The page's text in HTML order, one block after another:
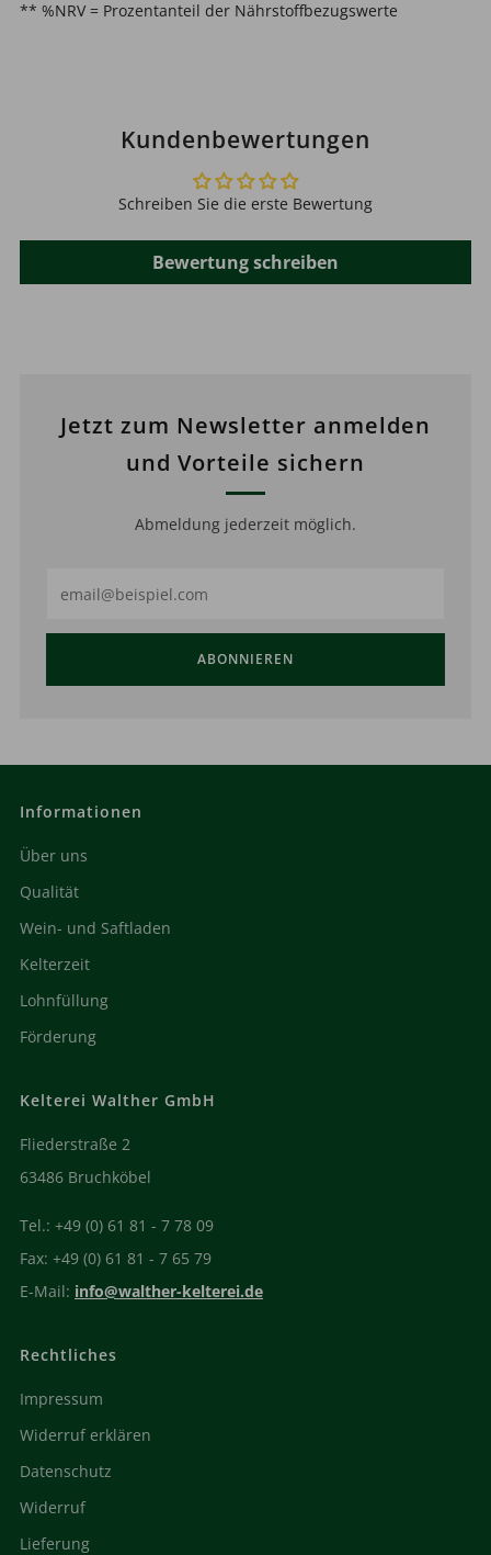
** %NRV = Prozentanteil der Nährstoffbezugswerte
Kundenbewertungen
Schreiben Sie die erste Bewertung
Bewertung schreiben
Jetzt zum Newsletter anmelden
und Vorteile sichern
Abmeldung jederzeit möglich.
ABONNIEREN
Informationen
Über uns
Qualität
Wein- und Saftladen
Kelterzeit
Lohnfüllung
Förderung
Kelterei Walther GmbH
Fliederstraße 2
63486 Bruchköbel
Tel.: +49 (0) 61 81 - 7 78 09
Fax: +49 (0) 61 81 - 7 65 79
E-Mail: info@walther-kelterei.de
Rechtliches
Impressum
Widerruf erklären
Datenschutz
Widerruf
Lieferung